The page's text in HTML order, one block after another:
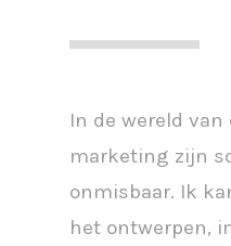
In de wereld
marketing zijn
onmisbaar. Ik
het ontwerpen,